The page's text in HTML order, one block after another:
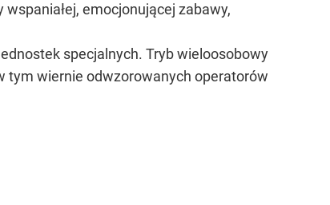
emocjonującej zabawy,
specjalnych. Tryb wieloosobowy
tym wiernie odwzorowanych operatorów